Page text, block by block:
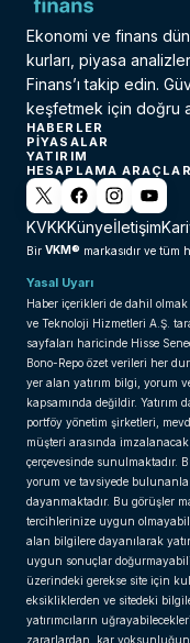
Ekonomi ve finans
kurları, piyasa
Finans’ı takip edin.
keşfetmek için doğru
HABERLER
PIYASALAR
YATIRIM
HESAPLAMA
KVKKKünyeİletişim
Bir VKM® markasıdır ve tüm
Yasal Uyarı
Haber içerikleri de dahil olmak
ve Teknoloji Hizmetleri A.Ş.
sayfaları haricinde Hisse
Bono-Repo özet verileri her
yer alan yatırım bilgi, yorum
kapsamında değildir. Yatırım
portföy yönetim şirketleri,
müşteri arasında imzalanacak
çerçevesinde sunulmaktadır.
yorum ve tavsiyede
dayanmaktadır. Bu görüşler
tercihlerinize uygun
alan bilgilere dayanılarak
uygun sonuçlar
üzerindeki gerekse site için
eksikliklerden ve sitedeki
yatırımcıların
zararlardan, kar